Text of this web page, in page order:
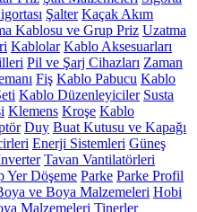
Şalter Kaçak Akım
Kablosu ve Grup Priz Uzatma
Kablolar Kablo Aksesuarları
Pil ve Şarj Cihazları Zaman
Fiş Kablo Pabucu Kablo
Kablo Düzenleyiciler Susta
Klemens Kroşe Kablo
Duy Buat Kutusu ve Kapağı
Enerji Sistemleri Güneş
Tavan Vantilatörleri
Yer Döşeme Parke Parke Profil
ve Boya Malzemeleri Hobi
Malzemeleri Tinerler